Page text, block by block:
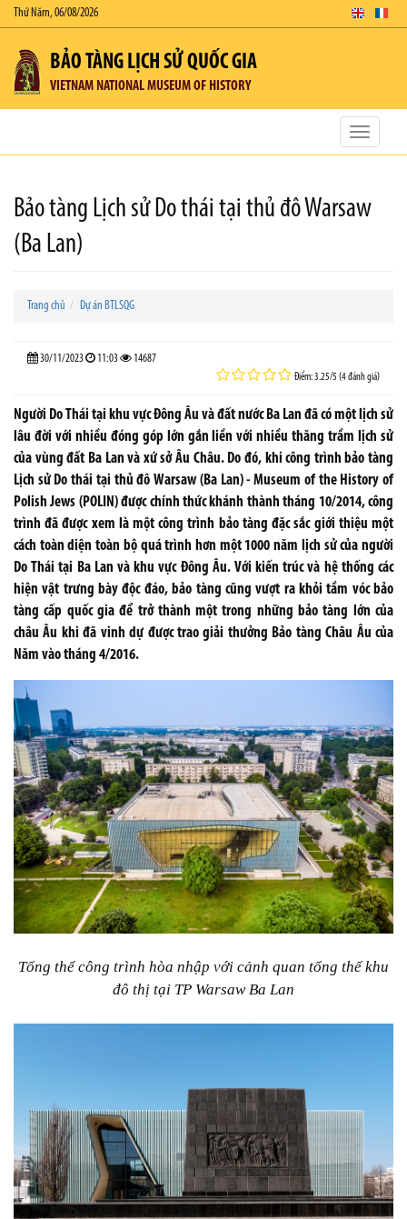
Thứ Năm, 06/08/2026
BẢO TÀNG LỊCH SỬ QUỐC GIA
VIETNAM NATIONAL MUSEUM OF HISTORY
Toggle
Bảo tàng Lịch sử Do thái tại thủ đô Warsaw
(Ba Lan)
Trang chủ Dự án BTLSQG
30/11/2023 11:03 14687
Điểm: 3.25/5 (4 đánh giá)
Người Do Thái tại khu vực Đông Âu và đất nước Ba Lan đã có một lịch sử
lâu đời với nhiều đóng góp lớn gắn liền với nhiều thăng trầm lịch sử
của vùng đất Ba Lan và xứ sở Âu Châu. Do đó, khi công trình bảo tàng
Lịch sử Do thái tại thủ đô Warsaw (Ba Lan) - Museum of the History of
Polish Jews (POLIN) được chính thức khánh thành tháng 10/2014, công
trình đã được xem là một công trình bảo tàng đặc sắc giới thiệu một
cách toàn diện toàn bộ quá trình hơn một 1000 năm lịch sử của người
Do Thái tại Ba Lan và khu vực Đông Âu. Với kiến trúc và hệ thống các
hiện vật trưng bày độc đáo, bảo tàng cũng vượt ra khỏi tầm vóc bảo
tàng cấp quốc gia để trở thành một trong những bảo tàng lớn của
châu Âu khi đã vinh dự được trao giải thưởng Bảo tàng Châu Âu của
Năm vào tháng 4/2016.
Tổng thể công trình hòa nhập với cảnh quan tổng thể khu
đô thị tại TP Warsaw Ba Lan